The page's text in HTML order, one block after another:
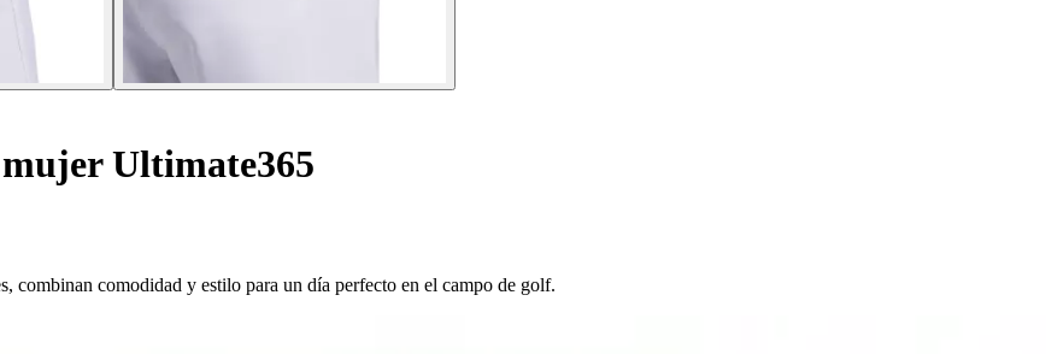
Ultimate365
combinan comodidad y estilo para un día perfecto en el campo de golf.